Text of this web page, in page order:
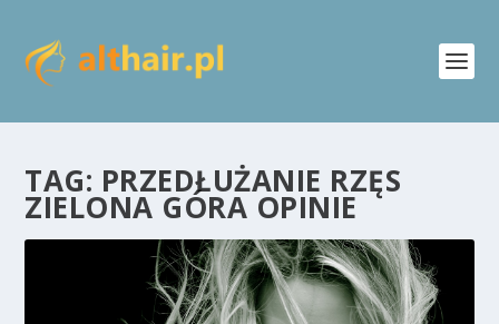
TAG: PRZEDŁUŻANIE RZĘS
ZIELONA GÓRA OPINIE